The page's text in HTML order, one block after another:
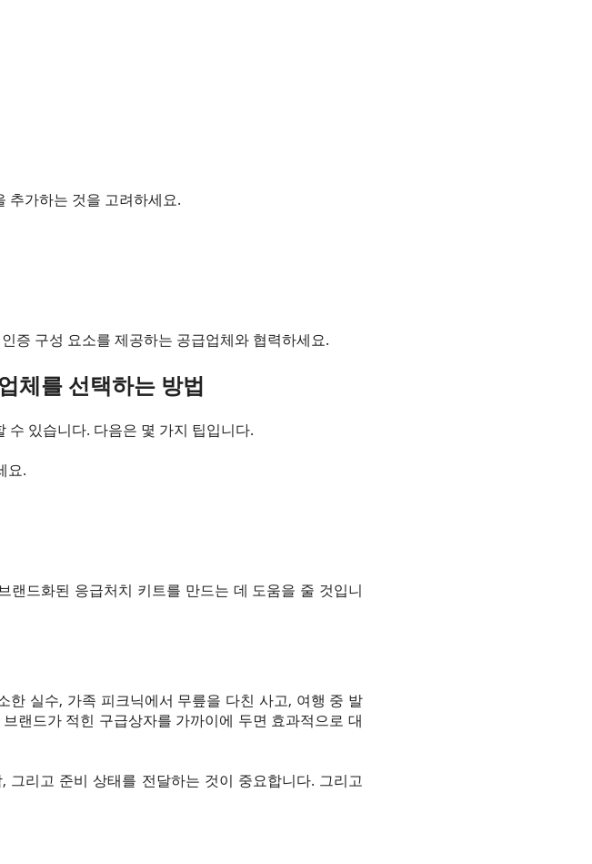
추가하는 것을 고려하세요.
증 구성 요소를 제공하는 공급업체와 협력하세요.
체를 선택하는 방법
수 있습니다. 다음은 몇 가지 팁입니다.
요.
드화된 응급처치 키트를 만드는 데 도움을 줄 것입니
실수, 가족 피크닉에서 무릎을 다친 사고, 여행 중 발
랜드가 적힌 구급상자를 가까이에 두면 효과적으로 대
리고 준비 상태를 전달하는 것이 중요합니다. 그리고